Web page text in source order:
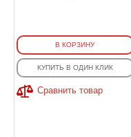
В КОРЗИНУ
КУПИТЬ В ОДИН КЛИК
Сравнить товар